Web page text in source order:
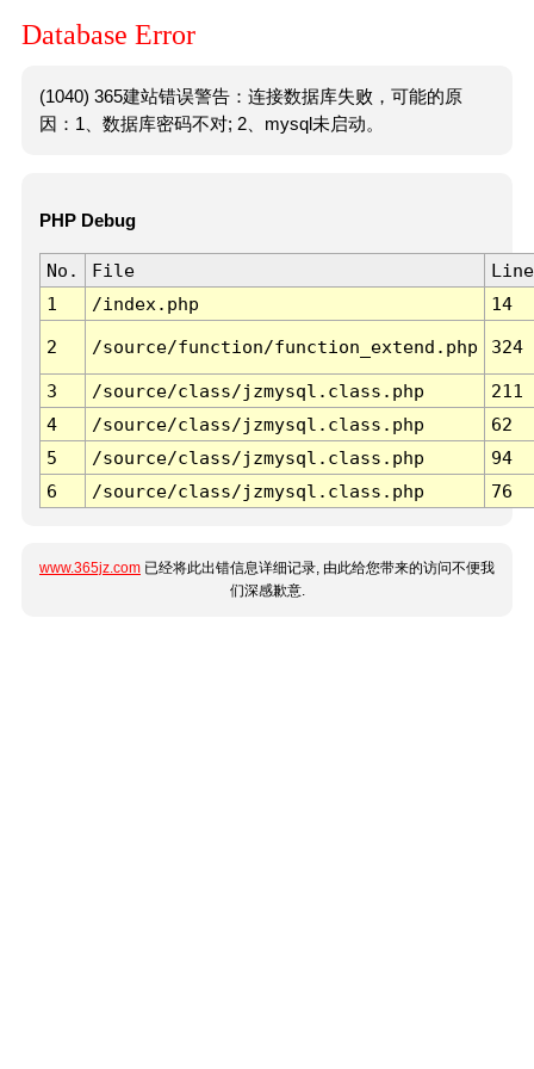
Database Error
(1040) 365建站错误警告：连接数据库失败，可能的原
因：1、数据库密码不对; 2、mysql未启动。
PHP Debug
No. File
Line
1
/index.php 14
2 /source/function/function_extend.php 324
3 /source/class/jzmysql.class.php
211
4
/source/class/jzmysql.class.php
62
5
/source/class/jzmysql.class.php
94
6
/source/class/jzmysql.class.php 76
www.365jz.com 已经将此出错信息详细记录, 由此给您带来的访问不便我
们深感歉意.